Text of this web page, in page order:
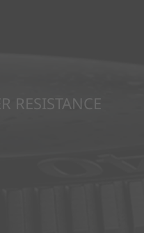
RESISTANCE